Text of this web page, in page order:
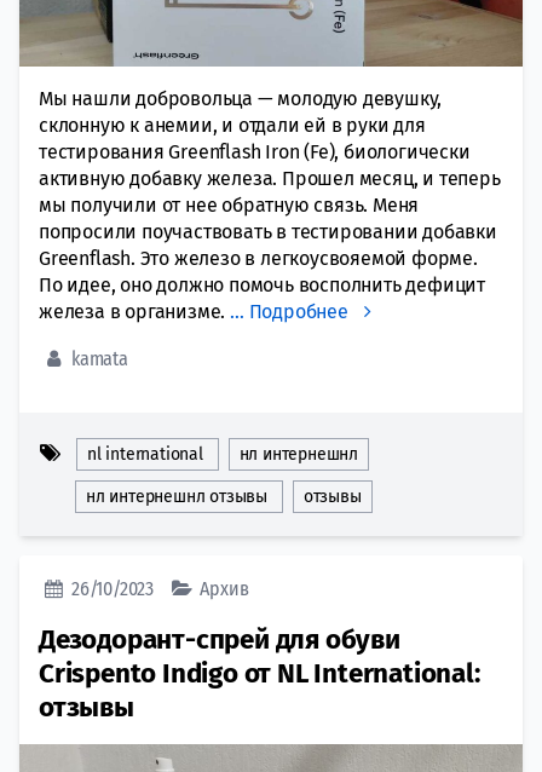
Мы нашли добровольца — молодую девушку,
склонную к анемии, и отдали ей в руки для
тестирования Greenflash Iron (Fe), биологически
активную добавку железа. Прошел месяц, и теперь
мы получили от нее обратную связь. Меня
попросили поучаствовать в тестировании добавки
Greenflash. Это железо в легкоусвояемой форме.
По идее, оно должно помочь восполнить дефицит
железа в организме.… Подробнее
kamata
nl international нл интернешнл
нл интернешнл отзывы отзывы
26/10/2023 Архив
Дезодорант-спрей для обуви
Crispento Indigo от NL International:
отзывы